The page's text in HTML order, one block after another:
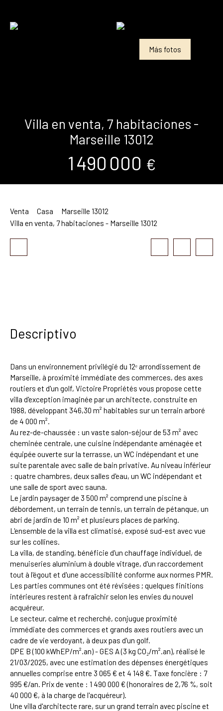
Más fotos
Villa en venta, 7 habitaciones -
Marseille 13012
1 490 000 €
Venta Casa
Marseille 13012
Villa en venta, 7 habitaciones - Marseille 13012
Descriptivo
Dans un environnement privilégié du 12ᵉ arrondissement de
Marseille, à proximité immédiate des commerces, des axes
routiers et d'un golf, Victoire Propriétés vous propose cette
villa d'exception imaginée par un architecte, construite en
1988, développant 346,30 m² habitables sur un terrain arboré
de 4 000 m².
Au rez-de-chaussée : un vaste salon-séjour de 53 m² avec
cheminée centrale, une cuisine indépendante aménagée et
équipée ouverte sur la terrasse, un WC indépendant et une
suite parentale avec salle de bain privative. Au niveau inférieur
: quatre chambres, deux salles d'eau, un WC indépendant et
une salle de sport avec sauna.
Le jardin paysager de 3 500 m² comprend une piscine à
débordement, un terrain de tennis, un terrain de pétanque, un
abri de jardin de 10 m² et plusieurs places de parking.
L'ensemble de la villa est climatisé, exposé sud-est avec vue
sur les collines.
La villa, de standing, bénéficie d'un chauffage individuel, de
menuiseries aluminium à double vitrage, d'un raccordement
tout à l'égout et d'une accessibilité conforme aux normes PMR.
Les parties communes ont été révisées ; quelques finitions
intérieures restent à rafraîchir selon les envies du nouvel
acquéreur.
Le secteur, calme et recherché, conjugue proximité
immédiate des commerces et grands axes routiers avec un
cadre de vie verdoyant, à deux pas d'un golf.
DPE B (100 kWhEP/m².an) - GES A (3 kg CO₂/m².an), réalisé le
21/03/2025, avec une estimation des dépenses énergétiques
annuelles comprise entre 3 065 € et 4 148 €. Taxe foncière : 7
995 €/an. Prix de vente : 1 490 000 € (honoraires de 2,76 %, soit
40 000 €, à la charge de l'acquéreur).
Une villa d'architecte rare, sur un grand terrain avec piscine et